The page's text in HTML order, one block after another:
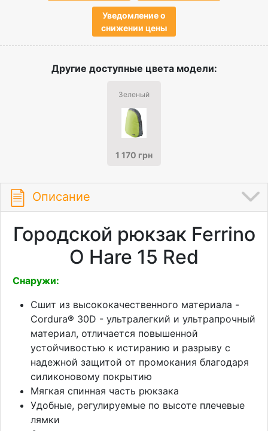
Уведомление о
снижении цены
Другие доступные цвета модели:
Зеленый
1 170 грн
Описание
Городской рюкзак Ferrino
O Hare 15 Red
Снаружи:
Сшит из высококачественного материала -
Cordura® 30D - ультралегкий и ультрапрочный
материал, отличается повышенной
устойчивостью к истиранию и разрыву с
надежной защитой от промокания благодаря
силиконовому покрытию
Мягкая спинная часть рюкзака
Удобные, регулируемые по высоте плечевые
лямки